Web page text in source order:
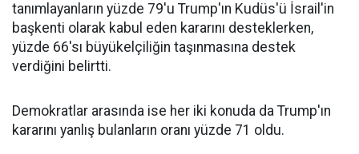
tanımlayanların yüzde 79'u Trump'ın Kudüs'ü İsrail'in
başkenti olarak kabul eden kararını desteklerken,
yüzde 66'sı büyükelçiliğin taşınmasına destek
verdiğini belirtti.
Demokratlar arasında ise her iki konuda da Trump'ın
kararını yanlış bulanların oranı yüzde 71 oldu.